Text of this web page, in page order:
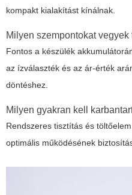
kompakt kialakítást kínálnak.
Milyen szempontokat
Fontos a készülék
az ízválaszték és az ár-érték
döntéshez.
Milyen gyakran kell
Rendszeres tisztítás és
optimális működésének